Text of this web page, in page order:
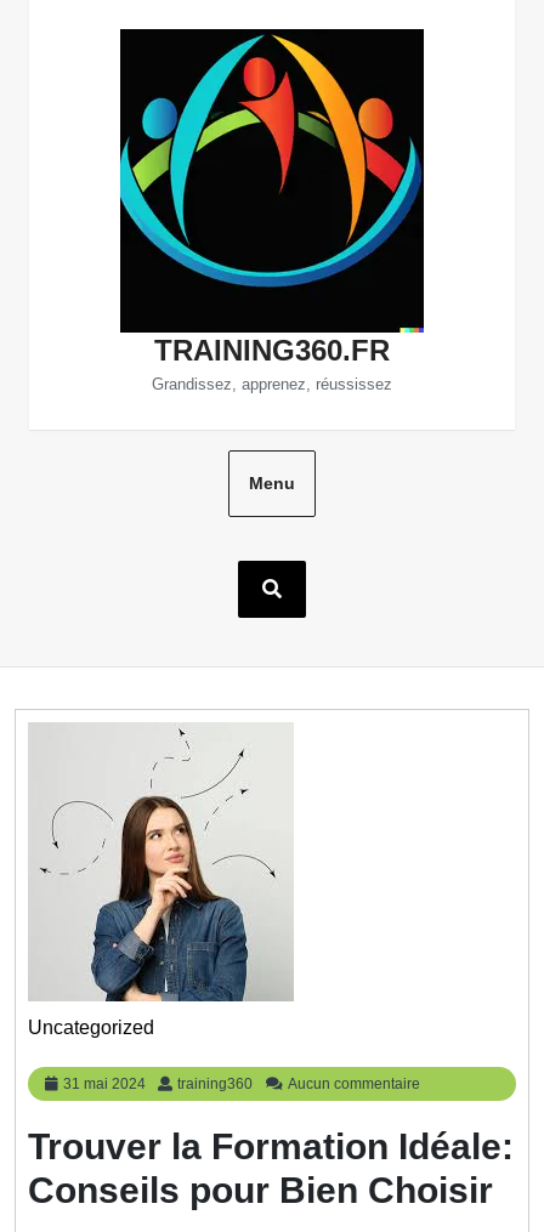
TRAINING360.FR
Grandissez, apprenez, réussissez
Menu
Uncategorized
31 mai 2024
31
mai
training360 training360
Aucun commentaire
Trouver la Formation Idéale:
Conseils pour Bien Choisir